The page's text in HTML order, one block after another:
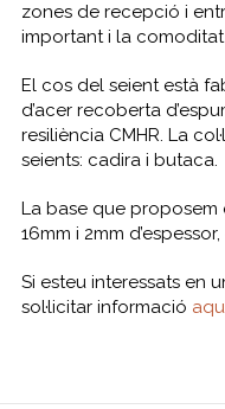
zones de recepció i
important i la
El cos del seient està
d’acer recoberta
resiliència CMHR. La
seients: cadira i butaca.
La base que proposem
16mm i 2mm
Si esteu interessats en
sol·licitar informació